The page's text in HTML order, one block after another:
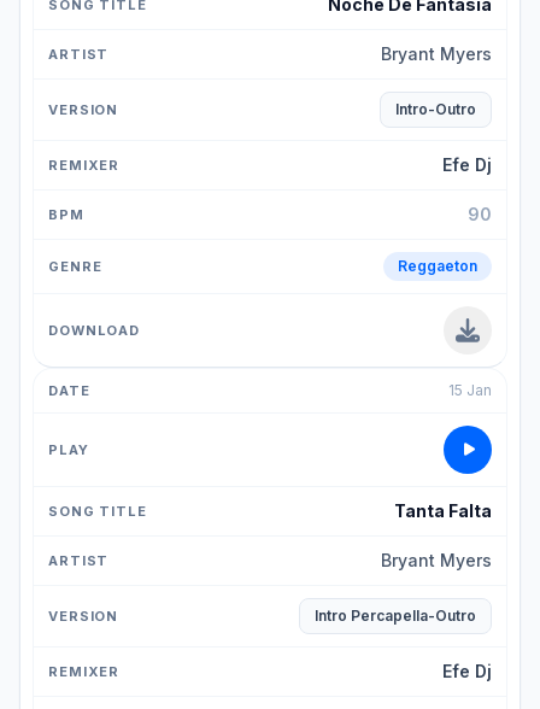
Noche De Fantasia
Bryant Myers
Intro-Outro
Efe Dj
90
Reggaeton
15 Jan
Tanta Falta
Bryant Myers
Intro Percapella-Outro
Efe Dj